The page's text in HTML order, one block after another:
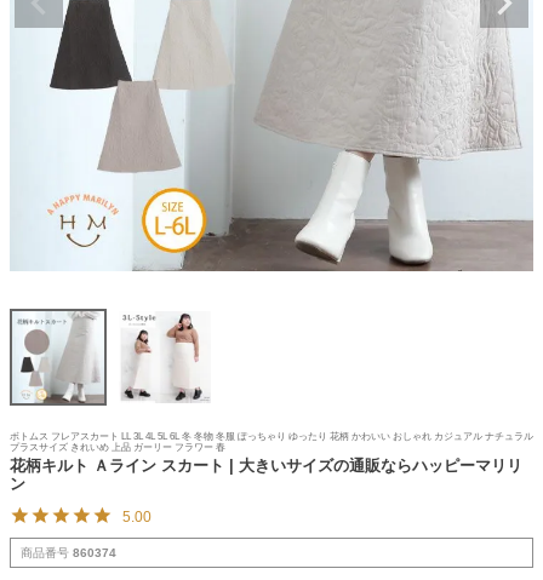
ボトムス フレアスカート LL 3L 4L 5L 6L 冬 冬物 冬服 ぽっちゃり ゆったり 花柄 かわいい おしゃれ カジュアル ナチュラル
プラスサイズ きれいめ 上品 ガーリー フラワー 春
花柄キルト Ａライン スカート | 大きいサイズの通販ならハッピーマリリ
ン
5.00
商品番号 860374